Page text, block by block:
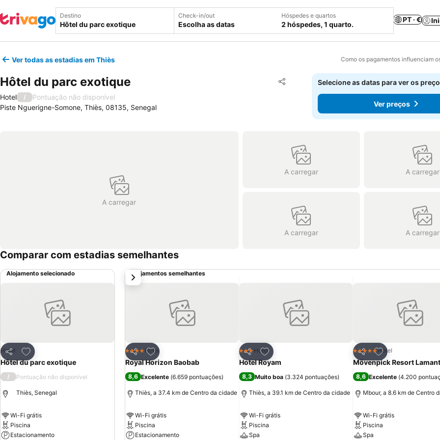
Destino Check-in/out
Escolha as datas
Hóspedes e quartos
2 hóspedes, 1 quarto.
PT · €
Ver todas as estadias em Thiès Como os pagamentos influenciam
Hôtel du parc exotique Partilhar
Adicionar aos favoritos
Hotel /
Pontuação não disponível
Piste Nguerigne-Somone, Thiès, 08135, Senegal
Selecione as datas para ver os
Ver preços
A carregar
A carregar A carregar
A carregar A carregar
Comparar com estadias semelhantes
Alojamento selecionado
Partilhar
Adicionar aos favoritos
Hotel
Hôtel du parc exotique
/ Pontuação não disponível
Thiès, Senegal
Wi-Fi grátis
Piscina
Estacionamento
Alojamentos semelhantes
Partilhar
Adicionar aos favoritos
4 EstrelasHotel
Royal Horizon Baobab
8,6 Excelente (6.659 pontuações)
Thiès, a 37.4 km de Centro da cidade
Wi-Fi grátis
Piscina
Estacionamento
Partilhar
Adicionar aos favoritos
3 Estrelas
Hotel
Hotel Royam
8,3 Muito boa (3.324 pontuações)
Thiès, a 39.1 km de Centro da cidade
Wi-Fi grátis
Piscina
Spa
Partilhar
Adicionar aos
5 EstrelasHotel
Mövenpick Resort
8,6 Excelente (4.200
Mbour, a 8.6 km de Centro
Wi-Fi grátis
Piscina
Spa
próximo